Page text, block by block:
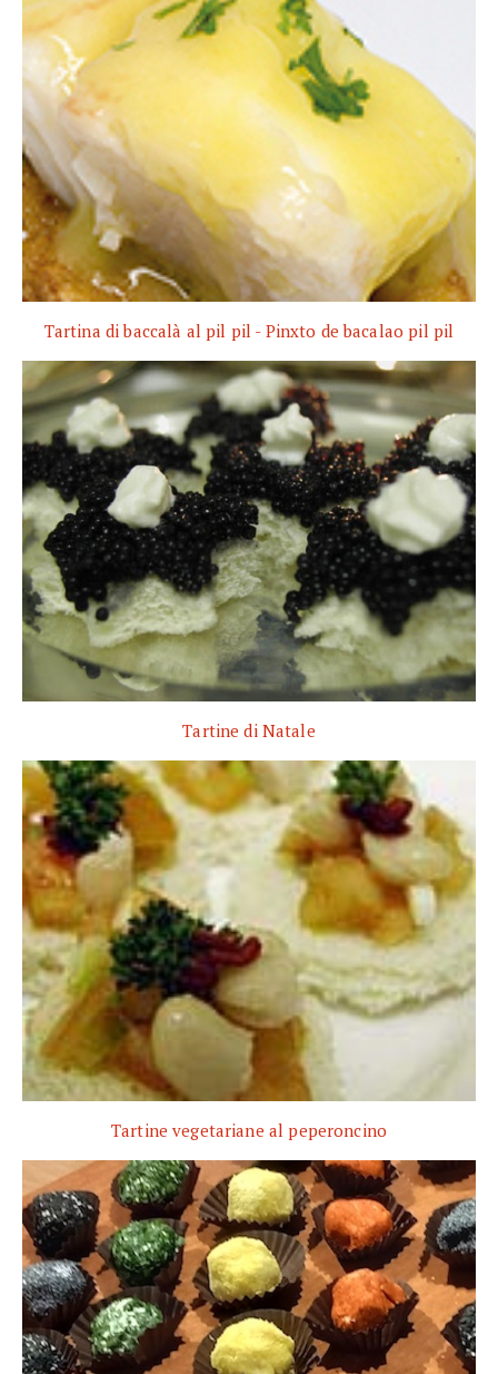
Tartina di baccalà al pil pil - Pinxto de bacalao pil pil
Tartine di Natale
Tartine vegetariane al peperoncino